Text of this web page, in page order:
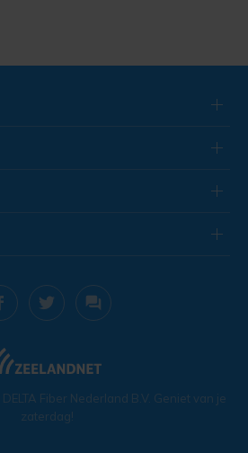
DELTA Fiber Nederland B.V. Geniet van je
zaterdag!